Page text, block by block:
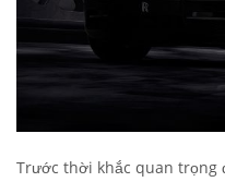
Trước thời khắc quan trọng